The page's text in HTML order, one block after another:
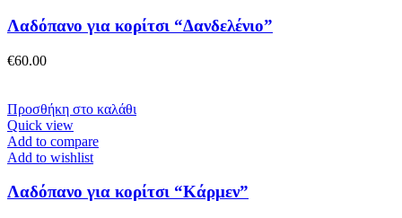
Λαδόπανο για κορίτσι “Δανδελένιο”
€60.00
Προσθήκη στο καλάθι
Quick view
Add to compare
Add to wishlist
Λαδόπανο για κορίτσι “Κάρμεν”